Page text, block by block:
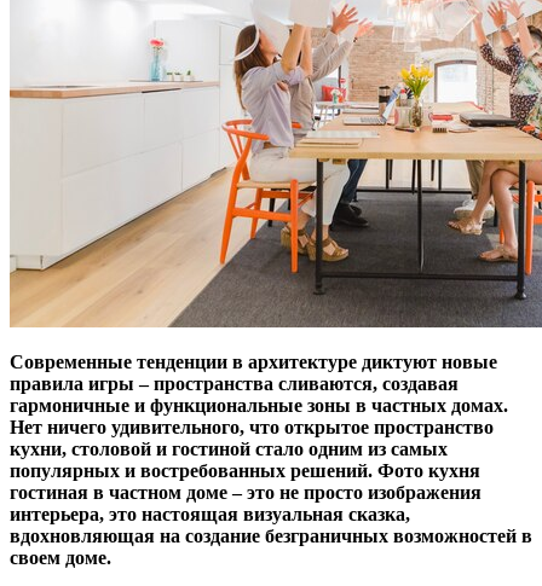
Современные тенденции в архитектуре диктуют новые
правила игры – пространства сливаются, создавая
гармоничные и функциональные зоны в частных домах.
Нет ничего удивительного, что открытое пространство
кухни, столовой и гостиной стало одним из самых
популярных и востребованных решений. Фото кухня
гостиная в частном доме – это не просто изображения
интерьера, это настоящая визуальная сказка,
вдохновляющая на создание безграничных возможностей в
своем доме.